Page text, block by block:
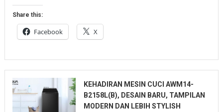
Share this:
Facebook X
KEHADIRAN MESIN CUCI AWM14-
B2158L(B), DESAIN BARU, TAMPILAN
MODERN DAN LEBIH STYLISH